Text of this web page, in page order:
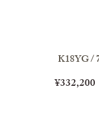
K18YG /
¥332,200